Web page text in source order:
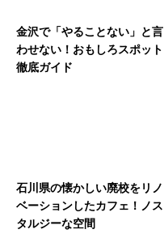
金沢で「やることない」と言
わせない！おもしろスポット
徹底ガイド
石川県の懐かしい廃校をリノ
ベーションしたカフェ！ノス
タルジーな空間